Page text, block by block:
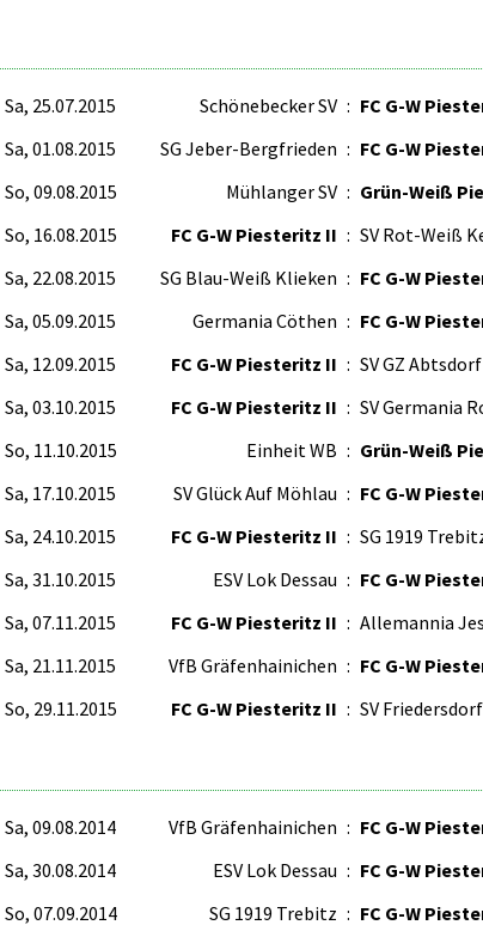
Sa, 25.07.2015 Schönebecker SV : FC G-W
Sa, 01.08.2015
SG Jeber-Bergfrieden : FC G-W
So, 09.08.2015 Mühlanger SV : Grün-Weiß
So, 16.08.2015 FC G-W Piesteritz II : SV Rot-Weiß
Sa, 22.08.2015 SG Blau-Weiß Klieken : FC G-W
Sa, 05.09.2015 Germania Cöthen : FC G-W
Sa, 12.09.2015 FC G-W Piesteritz II : SV GZ Abtsdorf
Sa, 03.10.2015 FC G-W Piesteritz II : SV Germania
So, 11.10.2015 Einheit WB : Grün-Weiß
Sa, 17.10.2015 SV Glück Auf Möhlau : FC G-W
Sa, 24.10.2015 FC G-W Piesteritz II : SG 1919
Sa, 31.10.2015 ESV Lok Dessau : FC G-W
Sa, 07.11.2015 FC G-W Piesteritz II : Allemannia
Sa, 21.11.2015 VfB Gräfenhainichen : FC G-W
So, 29.11.2015 FC G-W Piesteritz II : SV Friedersdorf
Sa, 09.08.2014 VfB Gräfenhainichen : FC G-W
Sa, 30.08.2014 ESV Lok Dessau : FC G-W
So, 07.09.2014 SG 1919 Trebitz : FC G-W